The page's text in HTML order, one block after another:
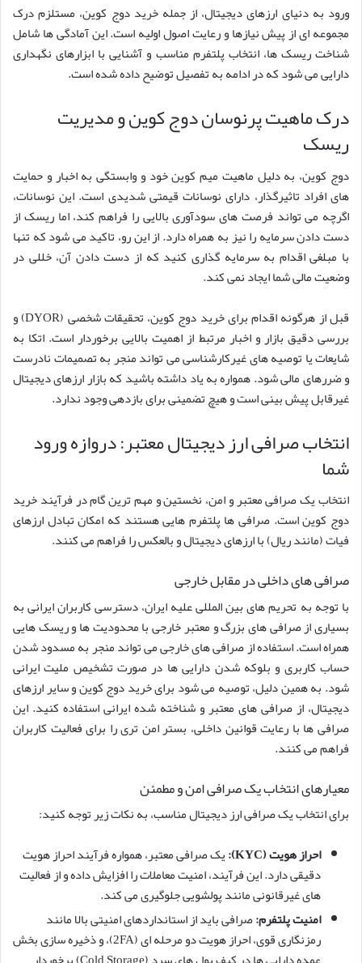
ورود به دنیای ارزهای دیجیتال، از جمله خرید دوج کوین، مستلزم درک
مجموعه ای از پیش نیازها و رعایت اصول اولیه است. این آمادگی ها شامل
شناخت ریسک ها، انتخاب پلتفرم مناسب و آشنایی با ابزارهای نگهداری
دارایی می شود که در ادامه به تفصیل توضیح داده شده است.
درک ماهیت پرنوسان دوج کوین و مدیریت
ریسک
دوج کوین، به دلیل ماهیت میم کوین خود و وابستگی به اخبار و حمایت
های افراد تاثیرگذار، دارای نوسانات قیمتی شدیدی است. این نوسانات،
اگرچه می تواند فرصت های سودآوری بالایی را فراهم کند، اما ریسک از
دست دادن سرمایه را نیز به همراه دارد. از این رو، تاکید می شود که تنها
با مبلغی اقدام به سرمایه گذاری کنید که از دست دادن آن، خللی در
وضعیت مالی شما ایجاد نمی کند.
قبل از هرگونه اقدام برای خرید دوج کوین، تحقیقات شخصی (DYOR) و
بررسی دقیق بازار و اخبار مرتبط از اهمیت بالایی برخوردار است. اتکا به
شایعات یا توصیه های غیرکارشناسی می تواند منجر به تصمیمات نادرست
و ضررهای مالی شود. همواره به یاد داشته باشید که بازار ارزهای دیجیتال
غیرقابل پیش بینی است و هیچ تضمینی برای بازدهی وجود ندارد.
انتخاب صرافی ارز دیجیتال معتبر: دروازه ورود
شما
انتخاب یک صرافی معتبر و امن، نخستین و مهم ترین گام در فرآیند خرید
دوج کوین است. صرافی ها پلتفرم هایی هستند که امکان تبادل ارزهای
فیات (مانند ریال) با ارزهای دیجیتال و بالعکس را فراهم می کنند.
صرافی های داخلی در مقابل خارجی
با توجه به تحریم های بین المللی علیه ایران، دسترسی کاربران ایرانی به
بسیاری از صرافی های بزرگ و معتبر خارجی با محدودیت ها و ریسک هایی
همراه است. استفاده از صرافی های خارجی می تواند منجر به مسدود شدن
حساب کاربری و بلوکه شدن دارایی ها در صورت تشخیص ملیت ایرانی
شود. به همین دلیل، توصیه می شود برای خرید دوج کوین و سایر ارزهای
دیجیتال، از صرافی های معتبر و شناخته شده ایرانی استفاده کنید. این
صرافی ها با رعایت قوانین داخلی، بستر امن تری را برای فعالیت کاربران
فراهم می کنند.
معیارهای انتخاب یک صرافی امن و مطمئن
برای انتخاب یک صرافی ارز دیجیتال مناسب، به نکات زیر توجه کنید:
احراز هویت (KYC):
یک صرافی معتبر، همواره فرآیند احراز هویت
دقیقی دارد. این فرآیند، امنیت معاملات را افزایش داده و از فعالیت
های غیرقانونی مانند پولشویی جلوگیری می کند.
امنیت پلتفرم:صرافی باید از استانداردهای امنیتی بالا مانند
رمزنگاری قوی، احراز هویت دو مرحله ای (2FA)، و ذخیره سازی بخش